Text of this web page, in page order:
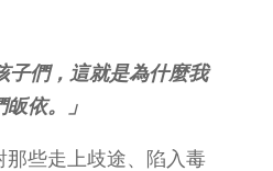
子們，這就是為什麼我
依。」
些走上歧途、陷入毒